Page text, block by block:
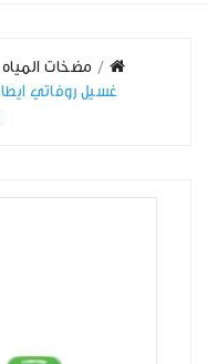
مضخات المياه